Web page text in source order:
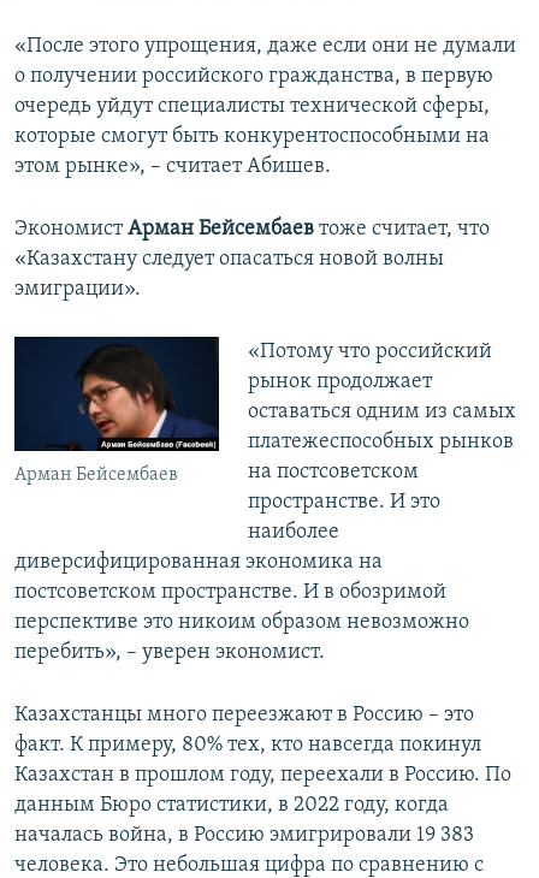
«После этого упрощения, даже если они не думали
о получении российского гражданства, в первую
очередь уйдут специалисты технической сферы,
которые смогут быть конкурентоспособными на
этом рынке», – считает Абишев.
ЭкономистАрман Бейсембаев тоже считает, что
«Казахстану следует опасаться новой волны
эмиграции».
Арман Бейсембаев
«Потому что российский
рынок продолжает
оставаться одним из самых
платежеспособных рынков
на постсоветском
пространстве. И это
наиболее
диверсифицированная экономика на
постсоветском пространстве. И в обозримой
перспективе это никоим образом невозможно
перебить», – уверен экономист.
Казахстанцы много переезжают в Россию – это
факт. К примеру, 80% тех, кто навсегда покинул
Казахстан в прошлом году, переехали в Россию. По
данным Бюро статистики, в 2022 году, когда
началась война, в Россию эмигрировали 19 383
человека. Это небольшая цифра по сравнению с